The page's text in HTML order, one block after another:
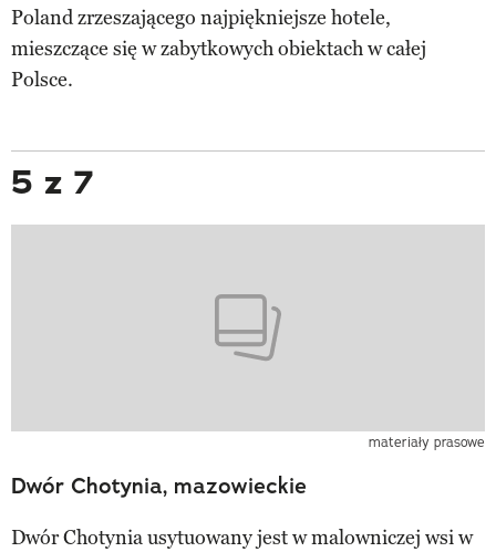
Poland zrzeszającego najpiękniejsze hotele,
mieszczące się w zabytkowych obiektach w całej
Polsce.
5 z 7
materiały prasowe
Dwór Chotynia, mazowieckie
Dwór Chotynia usytuowany jest w malowniczej wsi w